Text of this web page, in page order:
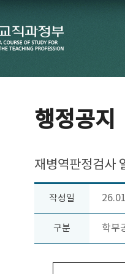
행정공지
재병역판정검사
작성일
구분 학부